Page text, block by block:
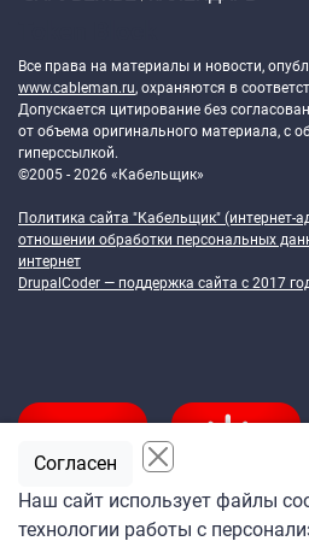
Все права на материалы и новости,
www.cableman.ru, охраняются в
Допускается цитирование без
от объема оригинального материала, с
гиперссылкой.
©2005 - 2026 «Кабельщик»
Политика сайта "Кабельщик" (интернет-
отношении обработки персональных
интернет
DrupalCoder — поддержка сайта c 2017
Наш сайт использует файлы
технологии работы с
Согласен